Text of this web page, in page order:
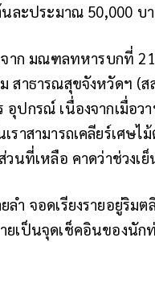
นละประมาณ 50,000 บ
าก มณฑลทหารบกที่
สาธารณสุขจังหวัดฯ (
ปกรณ์ เนื่องจากเมื่อว
ราสามารถเคลียร์เศษ
นที่เหลือ คาดว่าช่วงเย็
จอดเรียงรายอยู่ริมตลิ่
ยเป็นจุดเช็คอินของนัก